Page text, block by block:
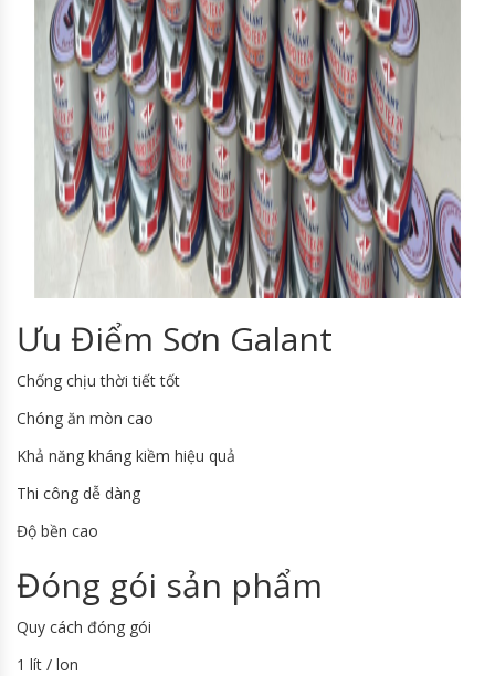
Ưu Điểm Sơn Galant
Chống chịu thời tiết tốt
Chóng ăn mòn cao
Khả năng kháng kiềm hiệu quả
Thi công dễ dàng
Độ bền cao
Đóng gói sản phẩm
Quy cách đóng gói
1 lít / lon